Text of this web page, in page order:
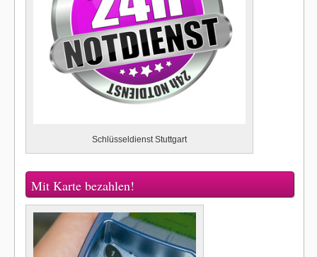
Schlüsseldienst Stuttgart
Mit Karte bezahlen!